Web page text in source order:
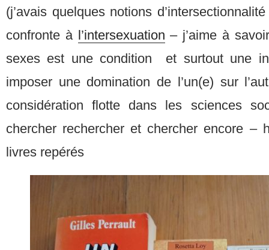
(j’avais quelques notions
confronte à l’intersexuation – j’aime à
sexes est une condition et surtout une
imposer une domination de l’un(e) sur
considération flotte dans les sciences
chercher rechercher et chercher encore –
livres repérés